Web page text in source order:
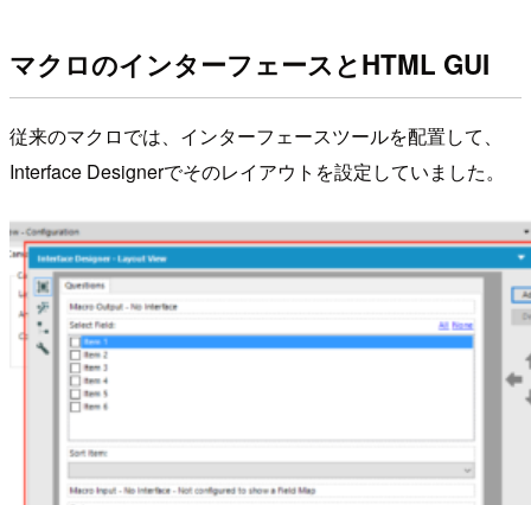
マクロのインターフェースとHTML GUI
従来のマクロでは、インターフェースツールを配置して、
Interface Designerでそのレイアウトを設定していました。